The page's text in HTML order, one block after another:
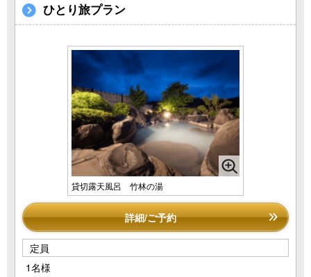
ひとり旅プラン
貸切露天風呂 竹林の湯
詳細/ご予約
定員
1名様